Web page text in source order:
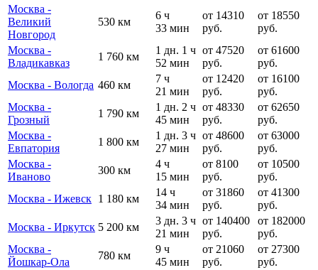
Москва -
Великий
Новгород
530 км
6 ч
33 мин
от 14310
руб.
от 18550
руб.
Москва -
Владикавказ
1 760 км
1 дн. 1 ч
52 мин
от 47520
руб.
от 61600
руб.
Москва - Вологда 460 км
7 ч
21 мин
от 12420
руб.
от 16100
руб.
Москва -
Грозный
1 790 км
1 дн. 2 ч
45 мин
от 48330
руб.
от 62650
руб.
Москва -
Евпатория
1 800 км
1 дн. 3 ч
27 мин
от 48600
руб.
от 63000
руб.
Москва -
Иваново
300 км
4 ч
15 мин
от 8100
руб.
от 10500
руб.
Москва - Ижевск 1 180 км
14 ч
34 мин
от 31860
руб.
от 41300
руб.
Москва - Иркутск 5 200 км
3 дн. 3 ч
21 мин
от 140400
руб.
от 182000
руб.
Москва -
Йошкар-Ола
780 км
9 ч
45 мин
от 21060
руб.
от 27300
руб.